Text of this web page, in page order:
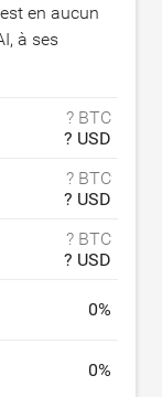
en aucun
à ses
? BTC
? USD
? BTC
? USD
? BTC
? USD
0%
0%